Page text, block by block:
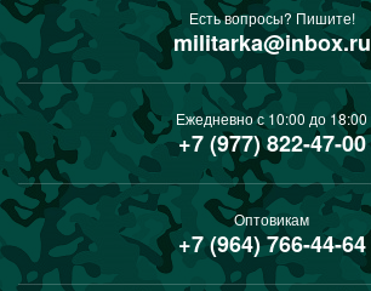
Есть вопросы? Пишите!
militarka@inbox.ru
Ежедневно с 10:00 до 18:00
+7 (977) 822-47-00
Оптовикам
+7 (964) 766-44-64